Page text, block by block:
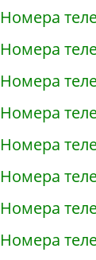
Номера
Номера
Номера
Номера
Номера
Номера
Номера
Номера